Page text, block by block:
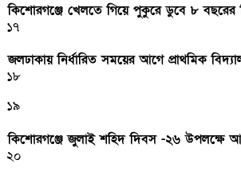
কিশোরগঞ্জে খেলতে গিয়ে পুকুরে ডুবে ৮
১৭
জলঢাকায় নির্ধারিত সময়ের আগে প্রাথমিক
১৮
১৯
কিশোরগঞ্জে জুলাই শহিদ দিবস -২৬ উপলক্ষে
২০